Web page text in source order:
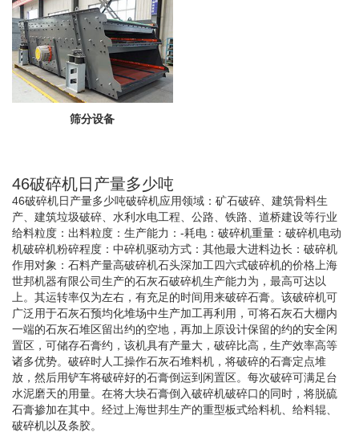
筛分设备
46破碎机日产量多少吨
46破碎机日产量多少吨破碎机应用领域：矿石破碎、建筑骨料生
产、建筑垃圾破碎、水利水电工程、公路、铁路、道桥建设等行业
给料粒度：出料粒度：生产能力：-耗电：破碎机重量：破碎机电动
机破碎机粉碎程度：中碎机驱动方式：其他最大进料边长：破碎机
作用对象：石料产量高破碎机石头深加工四六式破碎机的价格上海
世邦机器有限公司生产的石灰石破碎机生产能力为，最高可达以
上。其运转率仅为左右，有充足的时间用来破碎石膏。该破碎机可
广泛用于石灰石预均化堆场中生产加工再利用，可将石灰石大棚内
一端的石灰石堆区留出约的空地，再加上原设计保留的约的安全闲
置区，可储存石膏约，该机具有产量大，破碎比高，生产效率高等
诸多优势。破碎时人工操作石灰石堆料机，将破碎的石膏定点堆
放，然后用铲车将破碎好的石膏倒运到闲置区。每次破碎可满足台
水泥磨天的用量。在将大块石膏倒入破碎机破碎口的同时，将脱硫
石膏掺加在其中。经过上海世邦生产的重型板式给料机、给料辊、
破碎机以及条胶。